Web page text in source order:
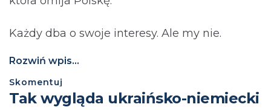
Każdy dba o swoje interesy. Ale my nie.
Rozwiń wpis...
Skomentuj
Tak wygląda ukraińsko-niemiecki